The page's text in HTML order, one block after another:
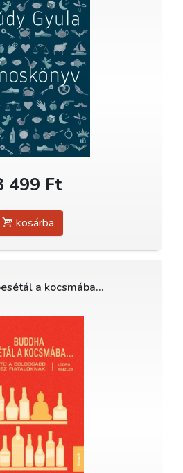
499 Ft
kosárba
a kocsmába...